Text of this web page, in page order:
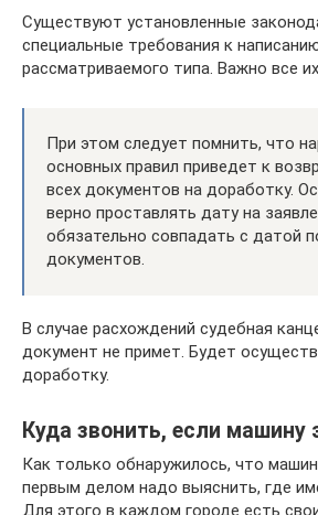
Существуют установленные
специальные требования к
рассматриваемого типа. Важно все
При этом следует помнить, что
основных правил приведет к
всех документов на доработку.
верно проставлять дату на
обязательно совпадать с датой
документов.
В случае расхождений судебная
документ не примет. Будет
доработку.
Куда звонить, если машину
Как только обнаружилось, что
первым делом надо выяснить, где
Для этого в каждом городе есть